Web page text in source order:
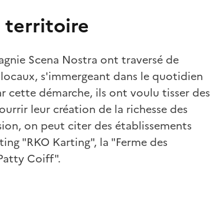
territoire
Scena Nostra ont traversé de
s'immergeant dans le quotidien
cette démarche, ils ont voulu tisser des
leur création de la richesse des
on peut citer des établissements
"RKO Karting", la "Ferme des
Coiff".